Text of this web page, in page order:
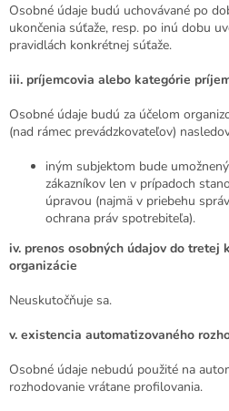
Osobné údaje budú uchovávané po
ukončenia súťaže, resp. po inú dobu
pravidlách konkrétnej súťaže.
iii. príjemcovia alebo kategórie
Osobné údaje budú za účelom
(nad rámec prevádzkovateľov)
iným subjektom bude
zákazníkov len v prípadoch
úpravou (najmä v priebehu
ochrana práv spotrebiteľa).
iv. prenos osobných údajov do tretej
organizácie
Neuskutočňuje sa.
v. existencia automatizovaného
Osobné údaje nebudú použité na
rozhodovanie vrátane profilovania.